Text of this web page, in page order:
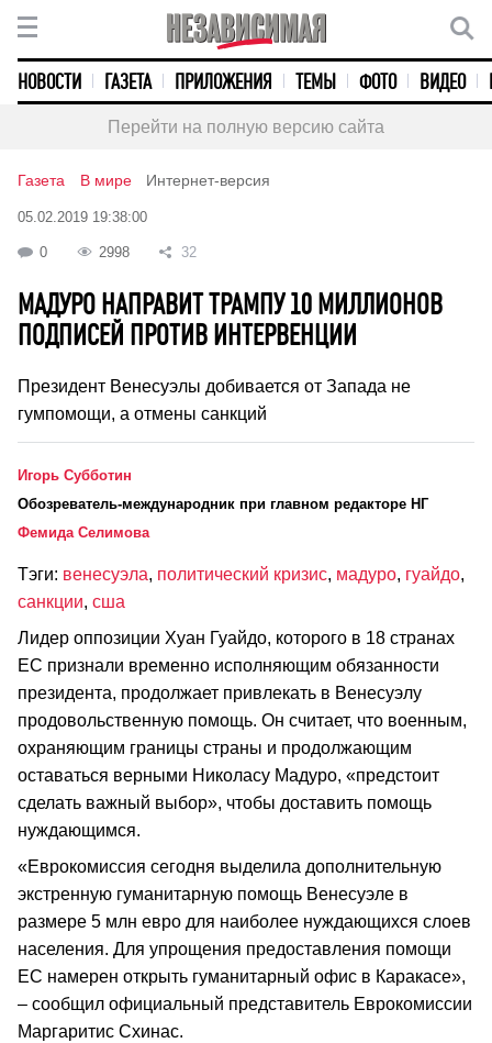
НОВОСТИ ГАЗЕТА ПРИЛОЖЕНИЯ ТЕМЫ ФОТО ВИДЕО
Перейти на полную версию сайта
Газета В мире Интернет-версия
05.02.2019 19:38:00
0 2998 32
МАДУРО НАПРАВИТ ТРАМПУ 10 МИЛЛИОНОВ
ПОДПИСЕЙ ПРОТИВ ИНТЕРВЕНЦИИ
Президент Венесуэлы добивается от Запада не
гумпомощи, а отмены санкций
Игорь Субботин
Обозреватель-международник при главном редакторе НГ
Фемида Селимова
Тэги: венесуэла, политический кризис, мадуро, гуайдо,
санкции, сша
Лидер оппозиции Хуан Гуайдо, которого в 18 странах
ЕС признали временно исполняющим обязанности
президента, продолжает привлекать в Венесуэлу
продовольственную помощь. Он считает, что военным,
охраняющим границы страны и продолжающим
оставаться верными Николасу Мадуро, «предстоит
сделать важный выбор», чтобы доставить помощь
нуждающимся.
«Еврокомиссия сегодня выделила дополнительную
экстренную гуманитарную помощь Венесуэле в
размере 5 млн евро для наиболее нуждающихся слоев
населения. Для упрощения предоставления помощи
ЕС намерен открыть гуманитарный офис в Каракасе»,
– сообщил официальный представитель Еврокомиссии
Маргаритис Схинас.